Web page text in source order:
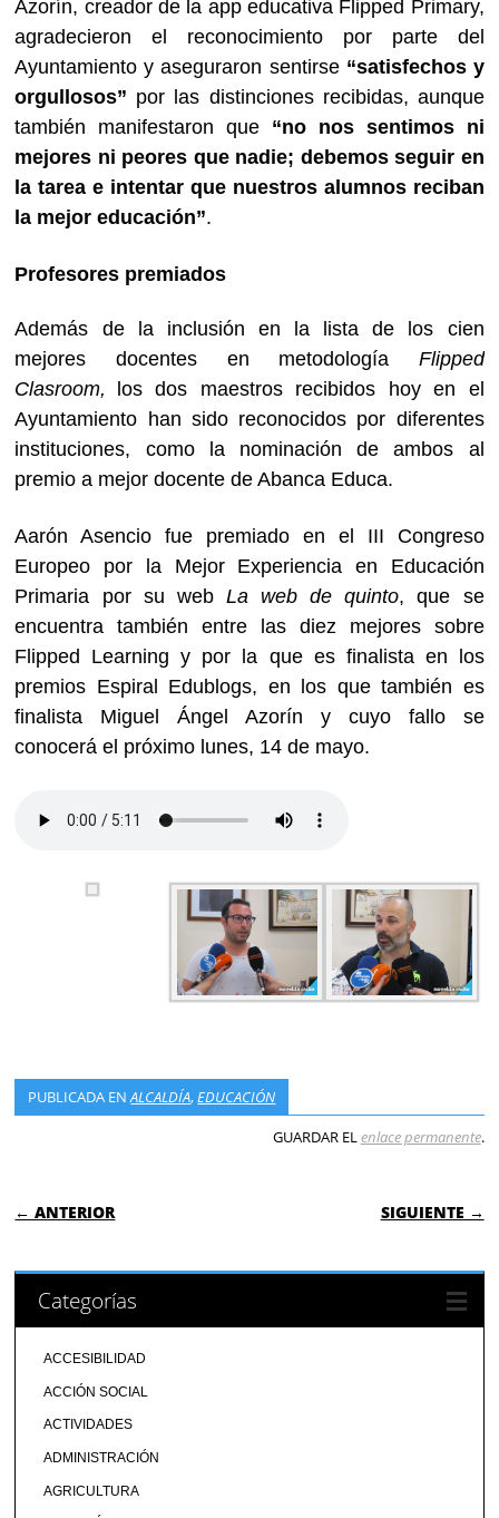
Azorín, creador de la app educativa Flipped Primary,
agradecieron el reconocimiento por parte del
Ayuntamiento y aseguraron sentirse “satisfechos y
orgullosos” por las distinciones recibidas, aunque
también manifestaron que “no nos sentimos ni
mejores ni peores que nadie; debemos seguir en
la tarea e intentar que nuestros alumnos reciban
la mejor educación”.
Profesores premiados
Además de la inclusión en la lista de los cien
mejores docentes en metodología Flipped
Clasroom,
los dos maestros recibidos hoy en el
Ayuntamiento han sido reconocidos por diferentes
instituciones, como la nominación de ambos al
premio a mejor docente de Abanca Educa.
Aarón Asencio fue premiado en el III Congreso
Europeo por la Mejor Experiencia en Educación
Primaria por su web La web de quinto, que se
encuentra también entre las diez mejores sobre
Flipped Learning y por la que es finalista en los
premios Espiral Edublogs, en los que también es
finalista Miguel Ángel Azorín y cuyo fallo se
conocerá el próximo lunes, 14 de mayo.
PUBLICADA ENALCALDÍA,EDUCACIÓN
GUARDAR ELenlace permanente.
NAVEGACIÓN DE ENTRADAS
← ANTERIOR SIGUIENTE →
Categorías
ACCESIBILIDAD
ACCIÓN SOCIAL
ACTIVIDADES
ADMINISTRACIÓN
AGRICULTURA